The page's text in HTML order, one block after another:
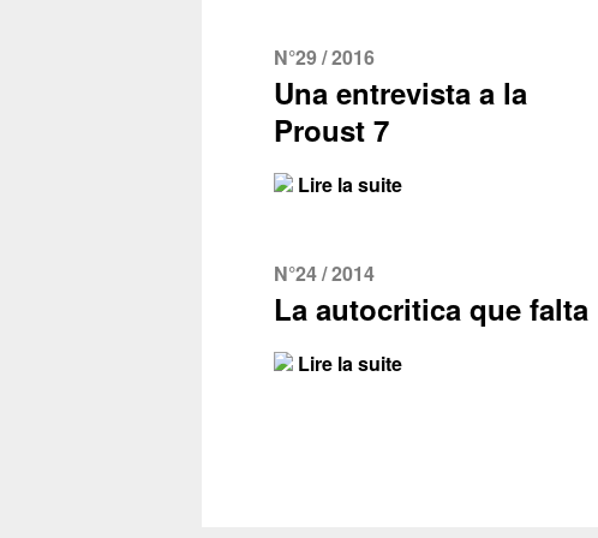
N°29 / 2016
Una entrevista a la
Proust 7
Lire la suite
N°24 / 2014
La autocritica que falta
Lire la suite